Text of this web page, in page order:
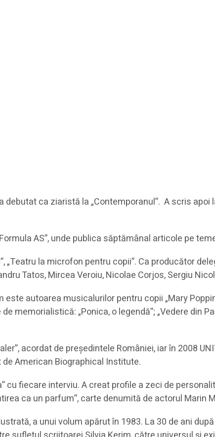
ca ziaristă la „Contemporanul”. A scris apoi
AS”, unde publica săptămânal articole pe
„Teatru la microfon pentru copii”. Ca producător
Tatos, Mircea Veroiu, Nicolae Corjos, Sergiu
autoarea musicalurilor pentru copii „Mary
memorialistică: „Ponica, o legendă”; „Vedere din
acordat de preşedintele României, iar în 2008
American Biographical Institute.
cu fiecare interviu. A creat profile a zeci de
ca un parfum”, carte denumită de actorul Marin
a unui volum apărut în 1983. La 30 de ani